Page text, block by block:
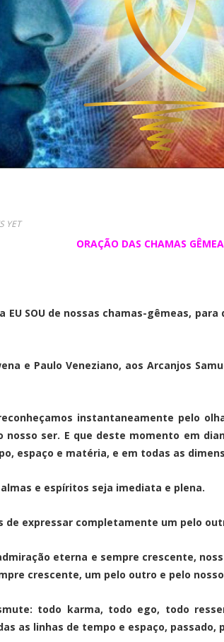
YET
ORAÇÃO DAS CHAMAS
EU SOU de nossas chamas-gêmeas,
e Paulo Veneziano, aos Arcanjos
instantaneamente pelo
ser. E que deste momento em
espaço e matéria, e em todas as
e espíritos seja imediata e plena.
de expressar completamente um pelo
eterna e sempre crescente,
crescente, um pelo outro e pelo
todo karma, todo ego, todo
as linhas de tempo e espaço,